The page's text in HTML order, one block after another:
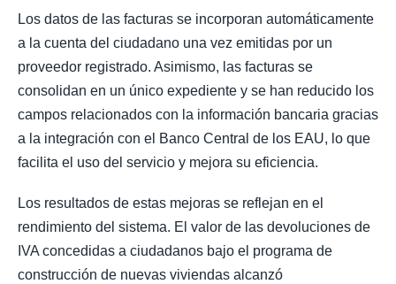
Los datos de las facturas se incorporan automáticamente
a la cuenta del ciudadano una vez emitidas por un
proveedor registrado. Asimismo, las facturas se
consolidan en un único expediente y se han reducido los
campos relacionados con la información bancaria gracias
a la integración con el Banco Central de los EAU, lo que
facilita el uso del servicio y mejora su eficiencia.
Los resultados de estas mejoras se reflejan en el
rendimiento del sistema. El valor de las devoluciones de
IVA concedidas a ciudadanos bajo el programa de
construcción de nuevas viviendas alcanzó